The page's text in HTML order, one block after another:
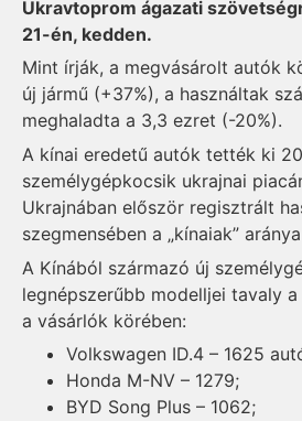
Ukravtoprom ágazati
21-én, kedden.
Mint írják, a megvásárolt autók
új jármű (+37%), a használtak
meghaladta a 3,3 ezret (-20%).
A kínai eredetű autók tették ki
személygépkocsik ukrajnai
Ukrajnában először regisztrált
szegmensében a „kínaiak”
A Kínából származó új
legnépszerűbb modelljei tavaly
a vásárlók körében:
Volkswagen ID.4 – 1625
Honda M-NV – 1279;
BYD Song Plus – 1062;